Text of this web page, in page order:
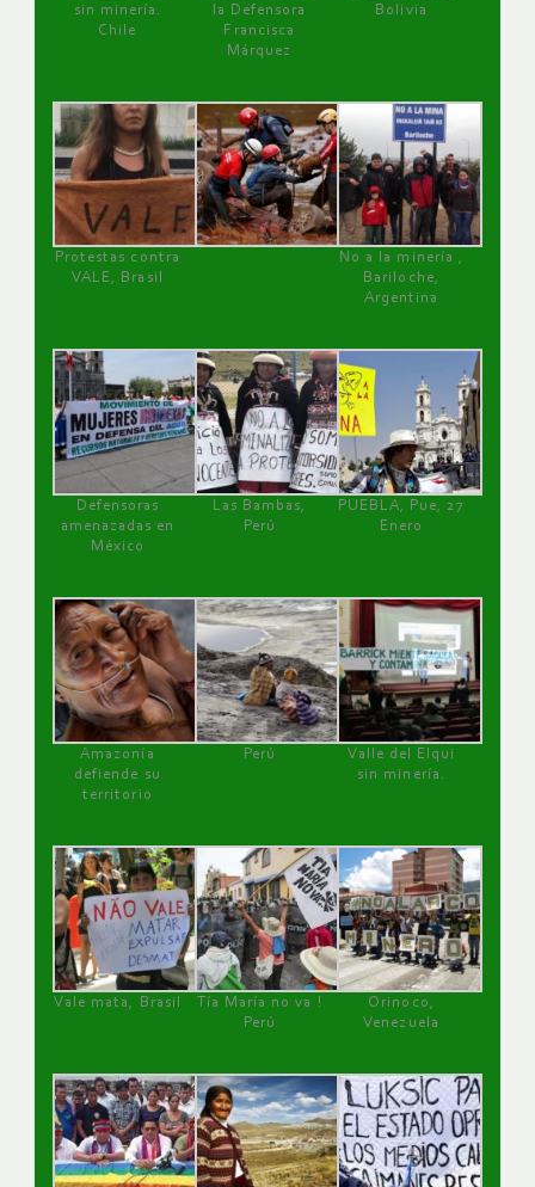
sin minería.
Chile
la Defensora
Francisca
Márquez
Bolivia
Protestas contra
VALE, Brasil
No a la minería ,
Bariloche,
Argentina
Defensoras
amenazadas en
México
Las Bambas,
Perú
PUEBLA, Pue, 27
Enero
Amazonía
defiende su
territorio
Perú
Valle del Elqui
sin minería.
Vale mata, Brasil
Tía María no va !
Perú
Orinoco,
Venezuela